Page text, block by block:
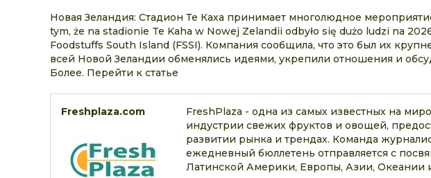
Новая Зеландия: Стадион Те Каха принимает многолюдное
tym, że na stadionie Te Kaha w Nowej Zelandii odbyło się dużo ludzi na
Foodstuffs South Island (FSSI). Компания сообщила, что это был их
всей Новой Зеландии обменялись идеями, укрепили отношения и
Более. Перейти к статье
Freshplaza.com
FreshPlaza - одна из самых известных на
индустрии свежих фруктов и овощей,
развитии рынка и трендах. Команда
ежедневный бюллетень отправляется с
Латинской Америки, Европы, Азии, Океании